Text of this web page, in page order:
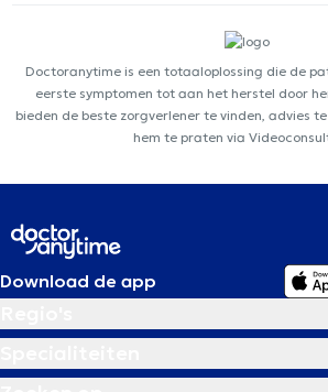
Doctoranytime is een totaaloplossing die de
eerste symptomen tot aan het herstel door
bieden de beste zorgverlener te vinden, advies
hem te praten via
Download de app